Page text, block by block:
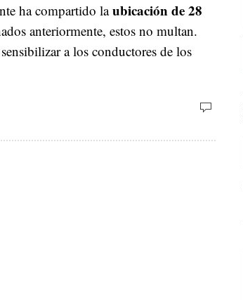
ha compartido laubicación de 28
anteriormente, estos no multan.
a los conductores de los